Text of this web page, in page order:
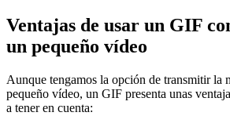
Ventajas de usar un GIF
un pequeño vídeo
Aunque tengamos la opción de transmitir la
pequeño vídeo, un GIF presenta unas
a tener en cuenta: